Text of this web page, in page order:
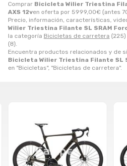
Comprar Bicicleta Wilier Triestina
AXS 12ven oferta por 5999,00€ (antes
Precio, información, características,
Wilier Triestina Filante SL SRAM
la categoría Bicicletas de carretera
(8).
Encuentra productos relacionados y de
Bicicleta Wilier Triestina Filante SL
en "Bicicletas", "Bicicletas de carretera".